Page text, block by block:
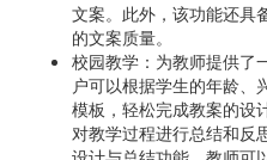
文案。此外，该功能还具
的文案质量。
校园教学：为教师提供了
户可以根据学生的年龄、
模板，轻松完成教案的设
对教学过程进行总结和反